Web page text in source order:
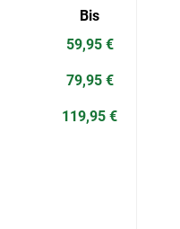
Bis
59,95 €
79,95 €
119,95 €